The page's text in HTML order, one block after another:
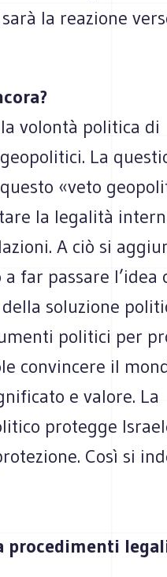
la reazione
volontà politica di
La
«veto
la legalità
A ciò si
far passare l’idea
soluzione
politici per
convincere il
e valore. La
protegge
Così si
procedimenti